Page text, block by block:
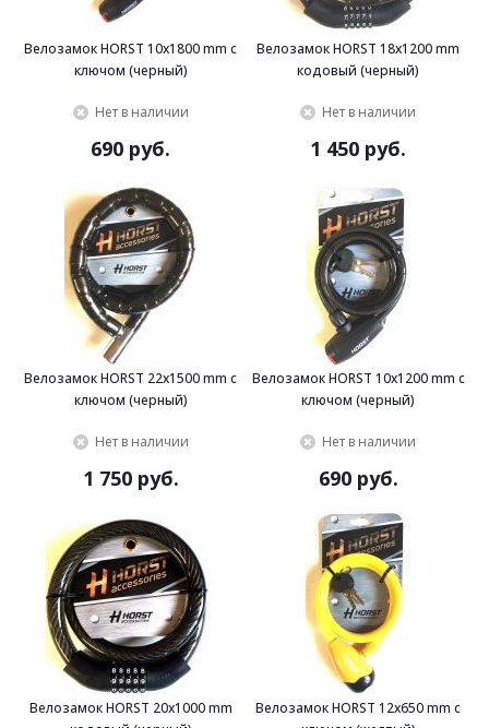
Велозамок HORST 10x1800 mm с
ключом (черный)
Нет в наличии
690 руб.
Велозамок HORST 18x1200 mm
кодовый (черный)
Нет в наличии
1 450 руб.
Велозамок HORST 22x1500 mm с
ключом (черный)
Нет в наличии
1 750 руб.
Велозамок HORST 10x1200 mm с
ключом (черный)
Нет в наличии
690 руб.
Велозамок HORST 20x1000 mm
Велозамок HORST 12x650 mm с